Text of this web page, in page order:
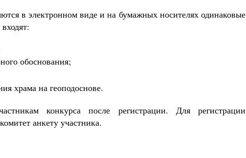
в электронном виде и на бумажных носителях одинаковые
обоснования;
храма на геоподоснове.
конкурса после регистрации. Для регистрации
анкету участника.